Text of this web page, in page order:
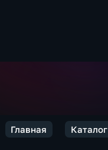
Главная Каталог